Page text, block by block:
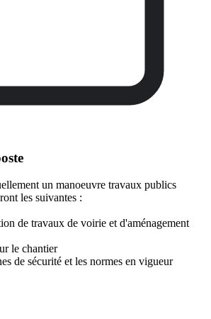
un manoeuvre travaux publics
les suivantes :
de travaux de voirie et d'aménagement
le chantier
de sécurité et les normes en vigueur